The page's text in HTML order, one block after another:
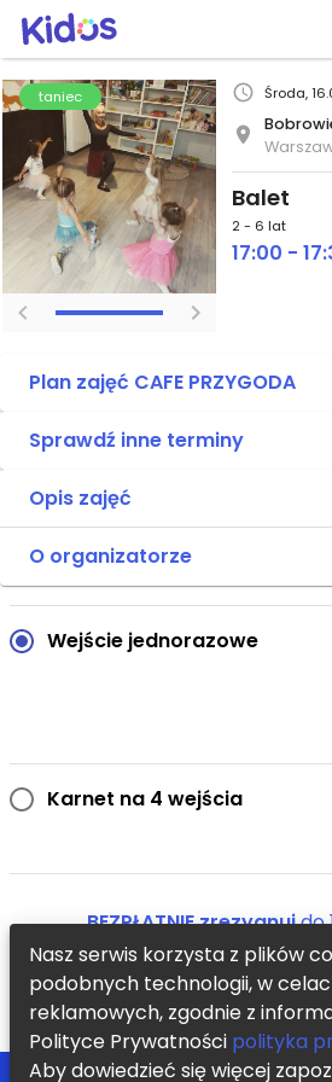
taniec Środa,
Balet
2 - 6 lat
17:00 -
Plan zajęć CAFE PRZYGODA
Sprawdź inne terminy
Opis zajęć
O organizatorze
Wejście jednorazowe
Karnet na 4 wejścia
BEZPŁATNIE zrezygnujdo
KUP TERAZ
Nasz serwis korzysta z plików
podobnych technologii, w
reklamowych, zgodnie z
Polityce Prywatności polityka
Aby dowiedzieć się więcej